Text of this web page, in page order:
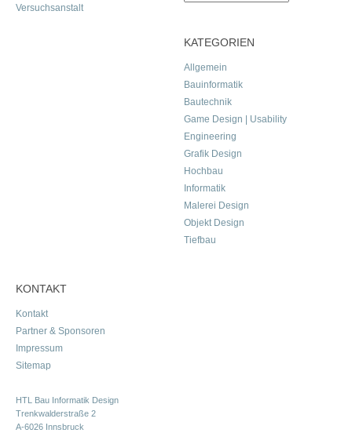
Versuchsanstalt
KATEGORIEN
Allgemein
Bauinformatik
Bautechnik
Game Design | Usability
Engineering
Grafik Design
Hochbau
Informatik
Malerei Design
Objekt Design
Tiefbau
KONTAKT
Kontakt
Partner & Sponsoren
Impressum
Sitemap
HTL Bau Informatik Design
Trenkwalderstraße 2
A-6026 Innsbruck